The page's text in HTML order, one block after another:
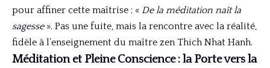
pour affiner cette maîtrise : « De la méditation naît la
sagesse». Pas une fuite, mais la rencontre avec la réalité,
fidèle à l’enseignement du maître zen Thich Nhat Hanh.
Méditation et Pleine Conscience : la Porte vers la